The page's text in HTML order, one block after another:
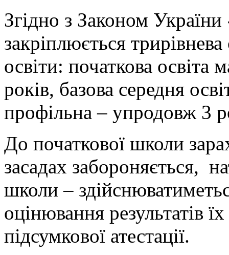
Згідно з Законом
закріплюється
освіти: початкова освіта
років, базова середня
профільна – упродовж 3
До початкової школи
засадах забороняється,
школи –
оцінювання результатів
підсумкової атестації.